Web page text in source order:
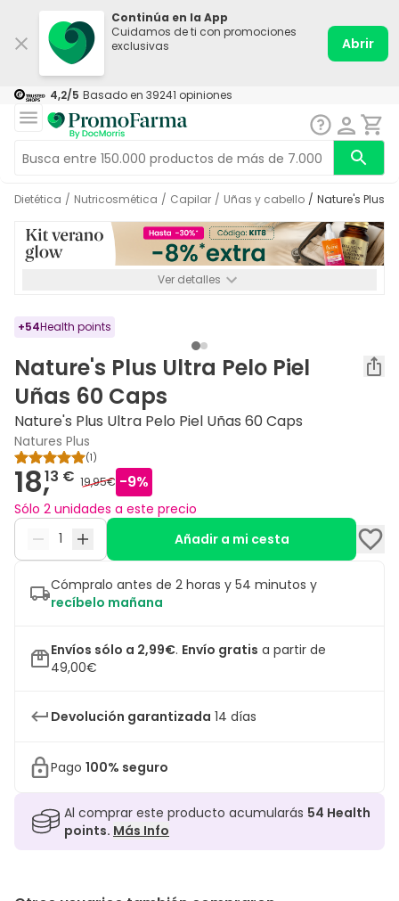
Continúa en la App
Cuidamos de ti con promociones
exclusivas
Abrir
4,2/5 Basado en 39241 opiniones
Dietética / Nutricosmética / Capilar / Uñas y cabello / Nature's Plus
Ver detalles
+54Health points
Nature's Plus Ultra Pelo Piel
Uñas 60 Caps
Nature's Plus Ultra Pelo Piel Uñas 60 Caps
Natures Plus
(1)
18,13 € 19,95€ -9%
Sólo 2 unidades a este precio
Añadir a mi cesta
Cómpralo antes de 2 horas y 54 minutos y
recíbelo mañana
Envíos sólo a 2,99€. Envío gratis a partir de
49,00€
Devolución garantizada 14 días
Pago 100% seguro
Al comprar este producto acumularás 54 Health
points. Más Info